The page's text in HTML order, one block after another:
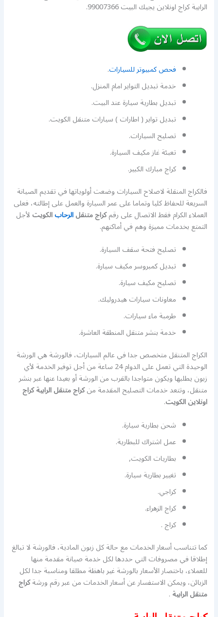
الرابية كراج اونلاين يجيك البيت 99007366.
فحص كمبيوتر للسيارات.
خدمة تبديل التواير امام المنزل.
تبديل بطارية سيارة عند البيت.
تبديل تواير ( اطارات ) سيارات متنقل الكويت.
تصليح السيارات.
تعبئة غاز مكيف السيارة.
كراج مبارك الكبير.
فالكراج المنقلة لاصلاح السيارات وضعت أولوياتها في تقديم الصيانة
السريعة للحفاظ كليا وتماما على عمر السيارة والعمل على إطالته، فعلى
العملاء الكرام فقط الاتصال على رقمكراج متنقلالرحابالكويتلأجل
التمتع بخدمات مميزة وهم في أماكنهم.
تصليح فتحة سقف السيارة.
تبديل كمبروسر مكيف سيارة.
تصليح مكيف سيارة.
معاونات سيارات هيدروليك.
طرمبة ماء سيارات.
خدمة بنشر متنقل المنطقة العاشرة.
الكراج المتنقل متخصص جدا في عالم السيارات، فالورشة هي الورشة
الوحيدة التي تعمل على الدوام 24 ساعة من أجل توفير الخدمة لأي
زبون يطلبها ويكون متواجدا بالقرب من الورشة أو بعيدا عنها عبر بنشر
متنقل، وتتعد خدمات التصليح المقدمة منكراج متنقل الرابية كراج
اونلاين الكويت.
شحن بطارية سيارة.
عمل اشتراك للبطارية.
بطاريات الكويت,
تغيير بطارية سيارة.
كراجي.
كراج الزهراء.
كراج .
كما تتناسب أسعار الخدمات مع حالة كل زبون المادية، فالورشة لا تبالغ
إطلاقا في مصروفات التي حددها لكل خدمة صيانة مقدمة منها
للعملاء، باختصار الأسعار بالورشة غير باهظة مطلقا ومناسبة جدا لكل
الزبائن، ويمكن الاستفسار عن أسعار الخدمات من عبر رقم ورشةكراج
متنقل الرابية.